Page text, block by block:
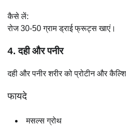
कैसे लें:
रोज 30-50 ग्राम ड्राई फ्रूट्स खाएं।
4. दही और पनीर
दही और पनीर शरीर को प्रोटीन और
फायदे
मसल्स ग्रोथ